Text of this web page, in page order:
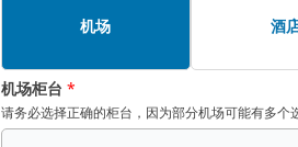
机场 酒
机场柜台 *
请务必选择正确的柜台，因为部分机场可能有多个